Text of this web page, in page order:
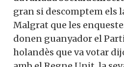
formacions històriques
sobretot a ladavallada
encara més gran si
laboristes anglesos.
enquestes a peu d’urna